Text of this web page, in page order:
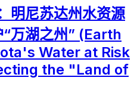
明尼苏达州水资源
万湖之州” (Earth
Water at Risk
the "Land of